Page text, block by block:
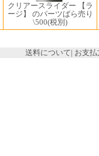
クリアースライダー 【ラ
ージ】 のパーツばら売り
\500(税別)
送料について| お支